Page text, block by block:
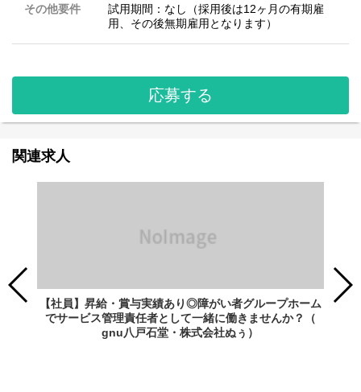
その他要件
試用期間：なし（採用後は12ヶ月の有期雇
用、その後無期雇用となります）
応募する
関連求人
【社員】昇給・賞与実績あり◎障がい者グループホーム
でサービス管理責任者として一緒に働きませんか？（
gnu八戸石堂・株式会社ぬぅ）